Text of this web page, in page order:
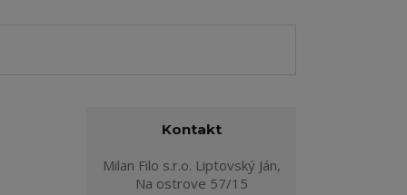
Kontakt
Milan Filo s.r.o. Liptovský Ján,
Na ostrove 57/15